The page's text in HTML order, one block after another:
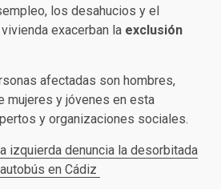
los desahucios y el
exacerban la exclusión
afectadas son hombres,
mujeres y jóvenes en esta
y organizaciones sociales.
izquierda denuncia la desorbitada
en Cádiz